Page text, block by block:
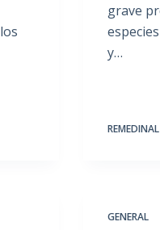
grave
y…
REMEDINAL
GENERAL